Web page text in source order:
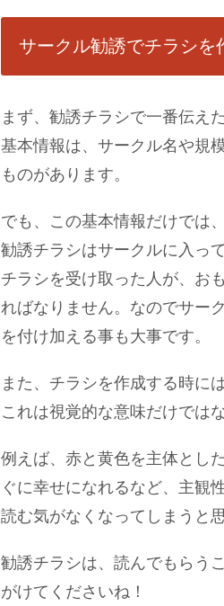
サークル勧誘でチラシを
まず、勧誘チラシで一番伝え
基本情報は、サークル名や規
ものがあります。
でも、この基本情報だけでは
勧誘チラシはサークルに入っ
チラシを受け取った人が、お
ればなりません。なのでサー
を付け加える事も大事です。
また、チラシを作成する時に
これは視覚的な意味だけでは
例えば、赤と黄色を主体とし
ぐに幸せになれるなど、主観
読む気がなくなってしまうと
勧誘チラシは、読んでもらう
がけてくださいね！